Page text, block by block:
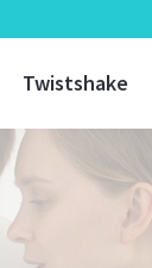
Twistshake